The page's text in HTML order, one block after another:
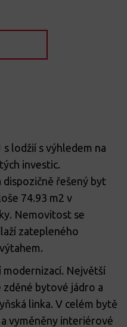
lodžií s výhledem na
investic.
dispozičně řešený byt
74.93 m2 v
Nemovitost se
zatepleného
Největší
bytové jádro a
linka. V celém bytě
vyměněny interiérové